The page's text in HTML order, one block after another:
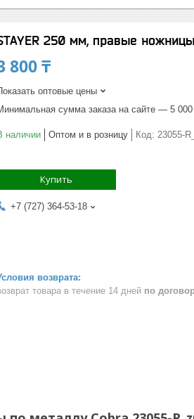
250 мм, правые
800 ₸
оптовые цены
сумма заказа на сайте — 5
наличии Оптом и в розницу Код: 23055-
Купить
+7 (727) 364-53-18
товара в течение 14 дней по